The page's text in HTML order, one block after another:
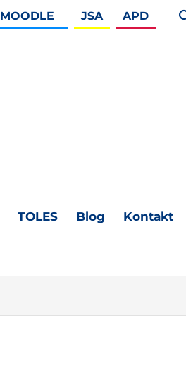
MOODLE JSA APD
TOLES Blog Kontakt